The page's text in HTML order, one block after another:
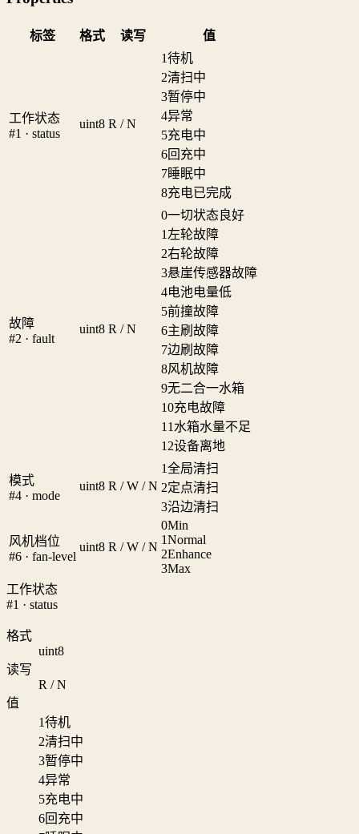
标签 格式 读写 值
工作状态
#1 · status
uint8 R / N
1待机
2清扫中
3暂停中
4异常
5充电中
6回充中
7睡眠中
8充电已完成
故障
#2 · fault
uint8 R / N
0一切状态良好
1 左轮故障
2右轮故障
3悬崖传感器故障
4电池电量低
5前撞故障
6主刷故障
7边刷故障
8风机故障
9无二合一水箱
10充电故障
11 水箱水量不足
12设备离地
模式
#4 · mode
uint8 R / W / N
1全局清扫
2定点清扫
3沿边清扫
风机档位
#6 · fan-level
uint8 R / W / N
0Min
1Normal
2Enhance
3Max
工作状态
#1 · status
格式
uint8
读写
R / N
值
1待机
2清扫中
3暂停中
4异常
5充电中
6回充中